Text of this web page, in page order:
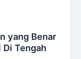
yang Benar
Di Tengah